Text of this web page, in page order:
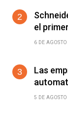
el
6 DE
Las
más allá
5 DE